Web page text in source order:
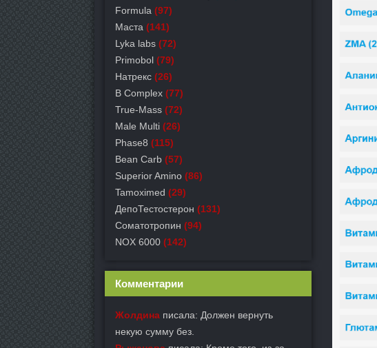
Formula (97)
Маста (141)
Lyka labs (72)
Primobol (79)
Натрекс (26)
B Complex (77)
True-Mass (72)
Male Multi (26)
Phase8 (115)
Bean Carb (57)
Superior Amino (86)
Tamoximed (29)
ДепоТестостерон (131)
Соматотропин (94)
NOX 6000 (142)
Комментарии
Жолдина писала: Должен вернуть
некую сумму без.